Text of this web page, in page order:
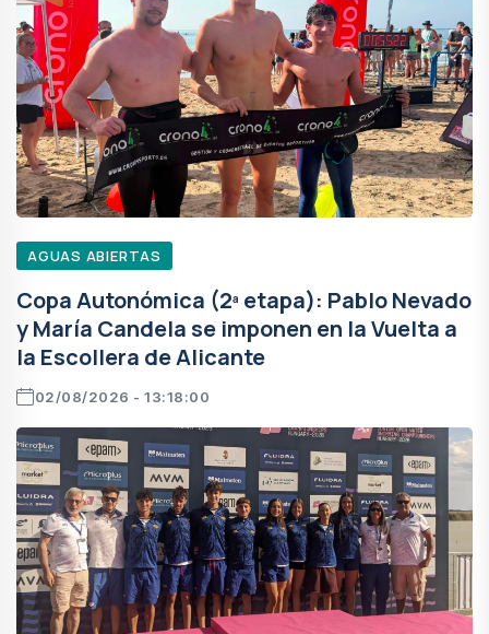
AGUAS ABIERTAS
Copa Autonómica (2ª etapa): Pablo Nevado
y María Candela se imponen en la Vuelta a
la Escollera de Alicante
02/08/2026 - 13:18:00